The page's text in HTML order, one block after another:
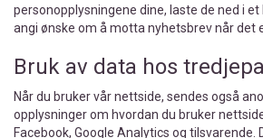
personopplysningene dine, laste de ned i
angi ønske om å motta nyhetsbrev når det
Bruk av data hos
Når du bruker vår nettside, sendes også
opplysninger om hvordan du bruker
Facebook, Google Analytics og tilsvarende.